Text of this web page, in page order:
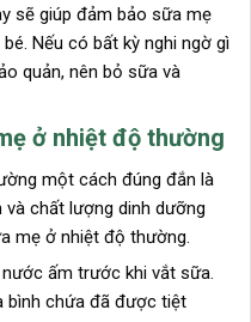
sẽ giúp đảm bảo sữa mẹ
Nếu có bất kỳ nghi ngờ gì
quản, nên bỏ sữa và
ở nhiệt độ thường
một cách đúng đắn là
chất lượng dinh dưỡng
mẹ ở nhiệt độ thường.
ấm trước khi vắt sữa.
bình chứa đã được tiệt